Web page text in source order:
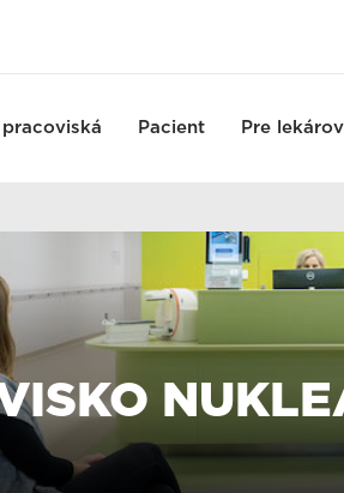
Pacient Pre lekárov